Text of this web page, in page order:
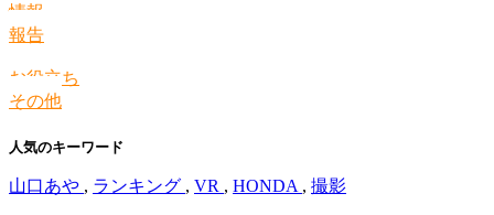
情報
報告
お役立ち
その他
人気のキーワード
山口あや , ランキング , VR , HONDA , 撮影